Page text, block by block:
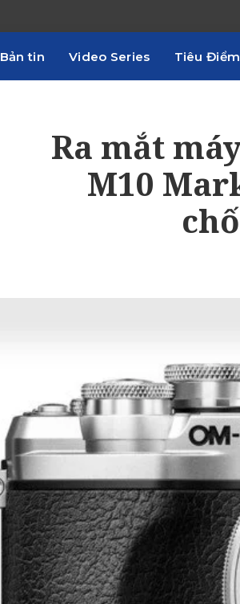
Bản tin Video Series Tiêu Điểm
Ra mắt
M10